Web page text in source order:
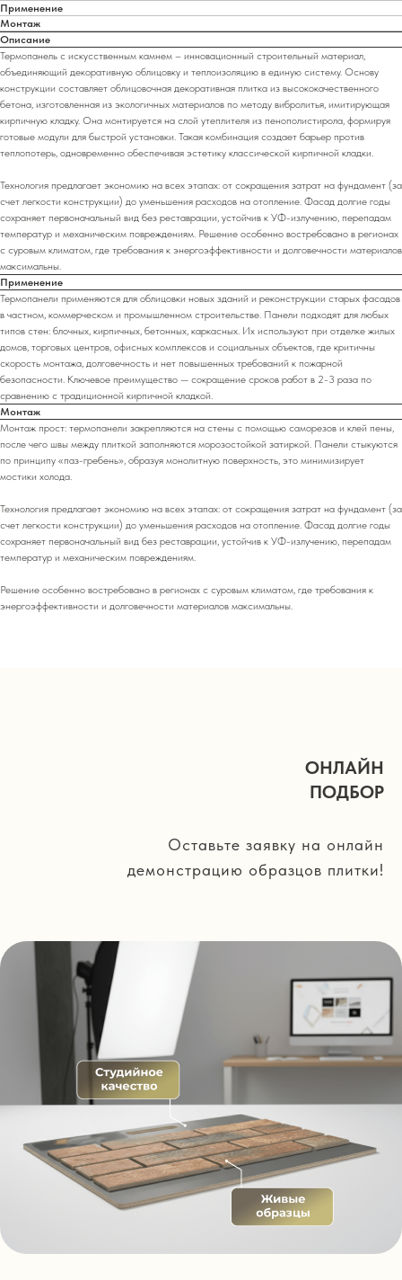
Применение
Монтаж
Описание
Термопанель с искусственным камнем – инновационный строительный материал,
объединяющий декоративную облицовку и теплоизоляцию в единую систему. Основу
конструкции составляет облицовочная декоративная плитка из высококачественного
бетона, изготовленная из экологичных материалов по методу вибролитья, имитирующая
кирпичную кладку. Она монтируется на слой утеплителя из пенополистирола, формируя
готовые модули для быстрой установки. Такая комбинация создает барьер против
теплопотерь, одновременно обеспечивая эстетику классической кирпичной кладки.
Технология предлагает экономию на всех этапах: от сокращения затрат на фундамент (за
счет легкости конструкции) до уменьшения расходов на отопление. Фасад долгие годы
сохраняет первоначальный вид без реставрации, устойчив к УФ-излучению, перепадам
температур и механическим повреждениям. Решение особенно востребовано в регионах
с суровым климатом, где требования к энергоэффективности и долговечности материалов
максимальны.
Применение
Термопанели применяются для облицовки новых зданий и реконструкции старых фасадов
в частном, коммерческом и промышленном строительстве. Панели подходят для любых
типов стен: блочных, кирпичных, бетонных, каркасных. Их используют при отделке жилых
домов, торговых центров, офисных комплексов и социальных объектов, где критичны
скорость монтажа, долговечность и нет повышенных требований к пожарной
безопасности. Ключевое преимущество — сокращение сроков работ в 2-3 раза по
сравнению с традиционной кирпичной кладкой.
Монтаж
Монтаж прост: термопанели закрепляются на стены с помощью саморезов и клей пены,
после чего швы между плиткой заполняются морозостойкой затиркой. Панели стыкуются
по принципу «паз-гребень», образуя монолитную поверхность, это минимизирует
мостики холода.
Технология предлагает экономию на всех этапах: от сокращения затрат на фундамент (за
счет легкости конструкции) до уменьшения расходов на отопление. Фасад долгие годы
сохраняет первоначальный вид без реставрации, устойчив к УФ-излучению, перепадам
температур и механическим повреждениям.
Решение особенно востребовано в регионах с суровым климатом, где требования к
энергоэффективности и долговечности материалов максимальны.
ОНЛАЙН
ПОДБОР
Оставьте заявку на онлайн
демонстрацию образцов плитки!